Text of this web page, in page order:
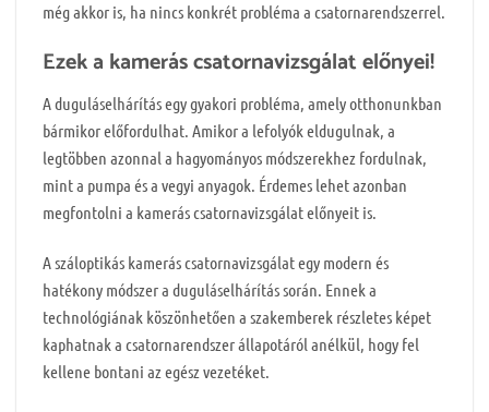
még akkor is, ha nincs konkrét probléma a csatornarendszerrel.
Ezek a kamerás csatornavizsgálat előnyei!
A duguláselhárítás egy gyakori probléma, amely otthonunkban
bármikor előfordulhat. Amikor a lefolyók eldugulnak, a
legtöbben azonnal a hagyományos módszerekhez fordulnak,
mint a pumpa és a vegyi anyagok. Érdemes lehet azonban
megfontolni a kamerás csatornavizsgálat előnyeit is.
A száloptikás kamerás csatornavizsgálat egy modern és
hatékony módszer a duguláselhárítás során. Ennek a
technológiának köszönhetően a szakemberek részletes képet
kaphatnak a csatornarendszer állapotáról anélkül, hogy fel
kellene bontani az egész vezetéket.